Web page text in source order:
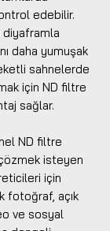
edebilir.
diyaframla
daha yumuşak
sahnelerde
için ND filtre
sağlar.
ND filtre
isteyen
için
fotoğraf, açık
ve sosyal